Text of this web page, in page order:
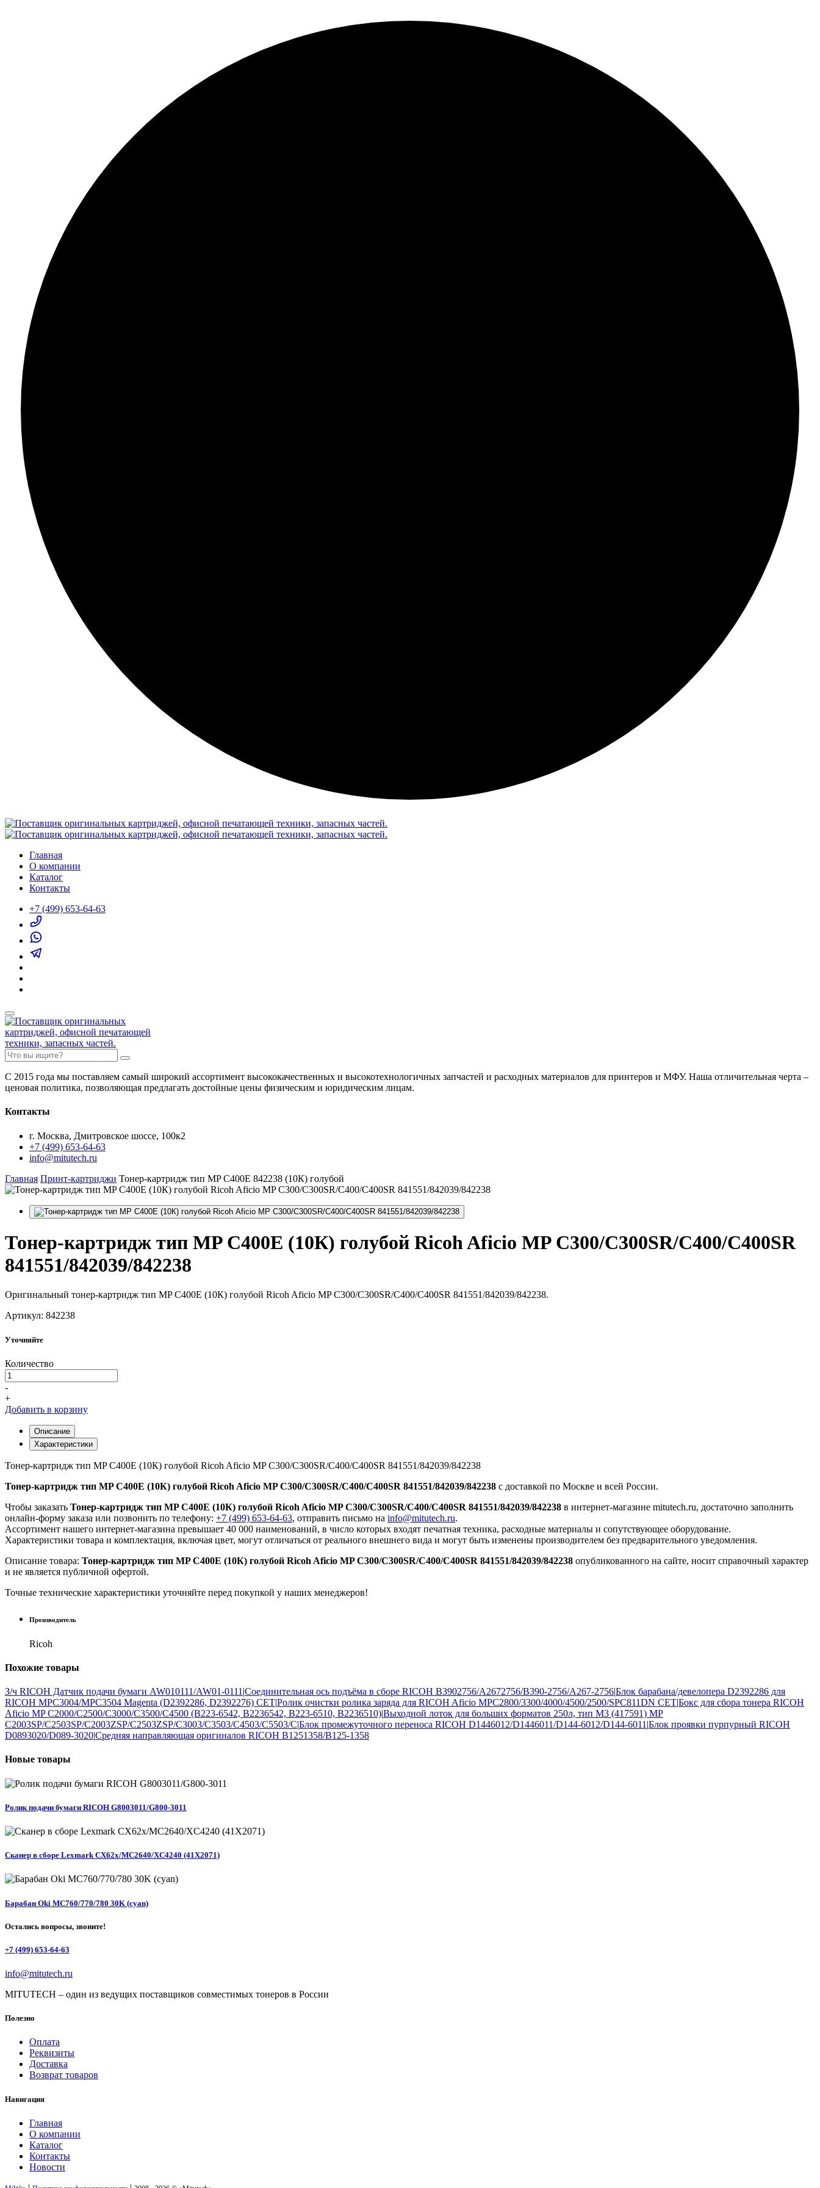
Главная
О компании
Каталог
Контакты
+7 (499) 653-64-63
С 2015 года мы поставляем самый широкий ассортимент высококачественных и высокотехнологичных запчастей и расходных материалов для принтеров и МФУ. Наша отличительная черта –
ценовая политика, позволяющая предлагать достойные цены физическим и юридическим лицам.
Контакты
г. Москва, Дмитровское шоссе, 100к2
+7 (499) 653-64-63
info@mitutech.ru
Главная Принт-картриджи Тонер-картридж тип MP C400E 842238 (10К) голубой
Тонер-картридж тип MP C400E (10К) голубой Ricoh Aficio MP C300/C300SR/C400/C400SR
841551/842039/842238
Оригинальный тонер-картридж тип MP C400E (10К) голубой Ricoh Aficio MP C300/C300SR/C400/C400SR 841551/842039/842238.
Артикул: 842238
Уточняйте
Количество
-
+
Добавить в корзину
Описание
Характеристики
Тонер-картридж тип MP C400E (10К) голубой Ricoh Aficio MP C300/C300SR/C400/C400SR 841551/842039/842238
Тонер-картридж тип MP C400E (10К) голубой Ricoh Aficio MP C300/C300SR/C400/C400SR 841551/842039/842238 с доставкой по Москве и всей России.
Чтобы заказать Тонер-картридж тип MP C400E (10К) голубой Ricoh Aficio MP C300/C300SR/C400/C400SR 841551/842039/842238 в интернет-магазине mitutech.ru, достаточно заполнить
онлайн-форму заказа или позвонить по телефону: +7 (499) 653-64-63, отправить письмо на info@mitutech.ru.
Ассортимент нашего интернет-магазина превышает 40 000 наименований, в число которых входят печатная техника, расходные материалы и сопутствующее оборудование.
Характеристики товара и комплектация, включая цвет, могут отличаться от реального внешнего вида и могут быть изменены производителем без предварительного уведомления.
Описание товара: Тонер-картридж тип MP C400E (10К) голубой Ricoh Aficio MP C300/C300SR/C400/C400SR 841551/842039/842238 опубликованного на сайте, носит справочный характер
и не является публичной офертой.
Точные технические характеристики уточняйте перед покупкой у наших менеджеров!
Производитель
Ricoh
Похожие товары
З/ч RICOH Датчик подачи бумаги AW010111/AW01-0111 |Соединительная ось подъёма в сборе RICOH B3902756/A2672756/B390-2756/A267-2756|Блок барабана/девелопера D2392286 для
RICOH MPC3004/MPC3504 Magenta (D2392286, D2392276) CET|Ролик очистки ролика заряда для RICOH Aficio MPC2800/3300/4000/4500/2500/SPC811DN CET|Бокс для сбора тонера RICOH
Aficio MP C2000/C2500/C3000/C3500/C4500 (B223-6542, B2236542, B223-6510, B2236510)|Выходной лоток для больших форматов 250л, тип M3 (417591) MP
C2003SP/C2503SP/C2003ZSP/C2503ZSP/C3003/C3503/C4503/C5503/C|Блок промежуточного переноса RICOH D1446012/D1446011/D144-6012/D144-6011 |Блок проявки пурпурный RICOH
D0893020/D089-3020|Средняя направляющая оригиналов RICOH B1251358/B125-1358
Новые товары
Ролик подачи бумаги RICOH G8003011/G800-3011
Сканер в сборе Lexmark CX62x/MC2640/XC4240 (41X2071)
Барабан Oki MC760/770/780 30K (cyan)
Остались вопросы, звоните!
+7 (499) 653-64-63
info@mitutech.ru
MITUTECH – один из ведущих поставщиков совместимых тонеров в России
Полезно
Оплата
Реквизиты
Доставка
Возврат товаров
Навигация
Главная
О компании
Каталог
Контакты
Новости